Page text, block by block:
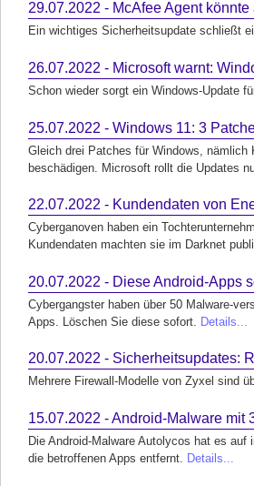
29.07.2022 - McAfee Agent
Ein wichtiges Sicherheitsupdate schließt
26.07.2022 - Microsoft warnt:
Schon wieder sorgt ein Windows-Update
25.07.2022 - Windows 11: 3
Gleich drei Patches für Windows, nämlich
beschädigen. Microsoft rollt die Updates
22.07.2022 - Kundendaten von
Cyberganoven haben ein
Kundendaten machten sie im Darknet
20.07.2022 - Diese Android-Apps
Cybergangster haben über 50 Malware-
Apps. Löschen Sie diese sofort.
Details...
20.07.2022 - Sicherheitsupdates:
Mehrere Firewall-Modelle von Zyxel sind
15.07.2022 - Android-Malware
Die Android-Malware Autolycos hat es
die betroffenen Apps entfernt. Details...